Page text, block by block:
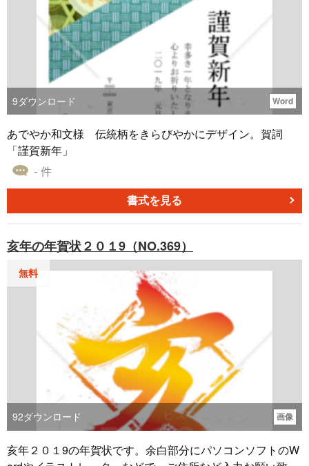
9ダウンロード Word
あでやか和文様 伝統柄をきらびやかにデザイン。賀詞
「謹賀新年」
- 件
書式を見る
亥年の年賀状２０１9（NO.369）
無料
92ダウンロード 画像
亥年２０１9の年賀状です。余白部分にパソコンソフトのW